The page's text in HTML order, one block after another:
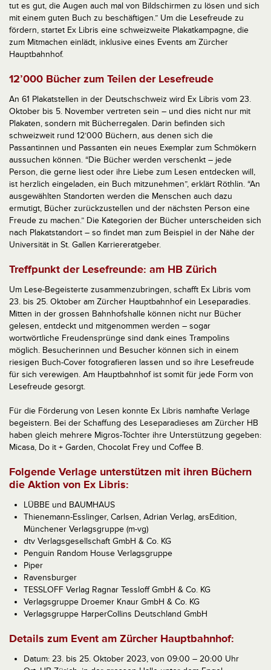
tut es gut, die Augen auch mal von Bildschirmen zu lösen und sich
mit einem guten Buch zu beschäftigen.” Um die Lesefreude zu
fördern, startet Ex Libris eine schweizweite Plakatkampagne, die
zum Mitmachen einlädt, inklusive eines Events am Zürcher
Hauptbahnhof.
12’000 Bücher zum Teilen der Lesefreude
An 61 Plakatstellen in der Deutschschweiz wird Ex Libris vom 23.
Oktober bis 5. November vertreten sein – und dies nicht nur mit
Plakaten, sondern mit Bücherregalen. Darin befinden sich
schweizweit rund 12’000 Büchern, aus denen sich die
Passantinnen und Passanten ein neues Exemplar zum Schmökern
aussuchen können. “Die Bücher werden verschenkt – jede
Person, die gerne liest oder ihre Liebe zum Lesen entdecken will,
ist herzlich eingeladen, ein Buch mitzunehmen”, erklärt Röthlin. “An
ausgewählten Standorten werden die Menschen auch dazu
ermutigt, Bücher zurückzustellen und der nächsten Person eine
Freude zu machen.” Die Kategorien der Bücher unterscheiden sich
nach Plakatstandort – so findet man zum Beispiel in der Nähe der
Universität in St. Gallen Karriereratgeber.
Treffpunkt der Lesefreunde: am HB Zürich
Um Lese-Begeisterte zusammenzubringen, schafft Ex Libris vom
23. bis 25. Oktober am Zürcher Hauptbahnhof ein Leseparadies.
Mitten in der grossen Bahnhofshalle können nicht nur Bücher
gelesen, entdeckt und mitgenommen werden – sogar
wortwörtliche Freudensprünge sind dank eines Trampolins
möglich. Besucherinnen und Besucher können sich in einem
riesigen Buch-Cover fotografieren lassen und so ihre Lesefreude
für sich verewigen. Am Hauptbahnhof ist somit für jede Form von
Lesefreude gesorgt.
Für die Förderung von Lesen konnte Ex Libris namhafte Verlage
begeistern. Bei der Schaffung des Leseparadieses am Zürcher HB
haben gleich mehrere Migros-Töchter ihre Unterstützung gegeben:
Micasa, Do it + Garden, Chocolat Frey und Coffee B.
Folgende Verlage unterstützen mit ihren Büchern
die Aktion von Ex Libris:
LÜBBE und BAUMHAUS
Thienemann-Esslinger, Carlsen, Adrian Verlag, arsEdition,
Münchener Verlagsgruppe (m-vg)
dtv Verlagsgesellschaft GmbH & Co. KG
Penguin Random House Verlagsgruppe
Piper
Ravensburger
TESSLOFF Verlag Ragnar Tessloff GmbH & Co. KG
Verlagsgruppe Droemer Knaur GmbH & Co. KG
Verlagsgruppe HarperCollins Deutschland GmbH
Details zum Event am Zürcher Hauptbahnhof:
Datum: 23. bis 25. Oktober 2023, von 09:00 – 20:00 Uhr